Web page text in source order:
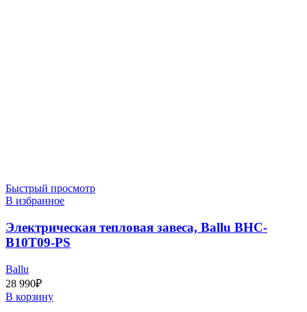
Быстрый просмотр
В избранное
Электрическая тепловая завеса, Ballu BHC-
B10T09-PS
Ballu
28 990₽
В корзину